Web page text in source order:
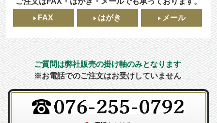
FAX
はがき メール
ご質問は弊社販売の掛け軸のみとなります
※お電話でのご注文はお受けしていません